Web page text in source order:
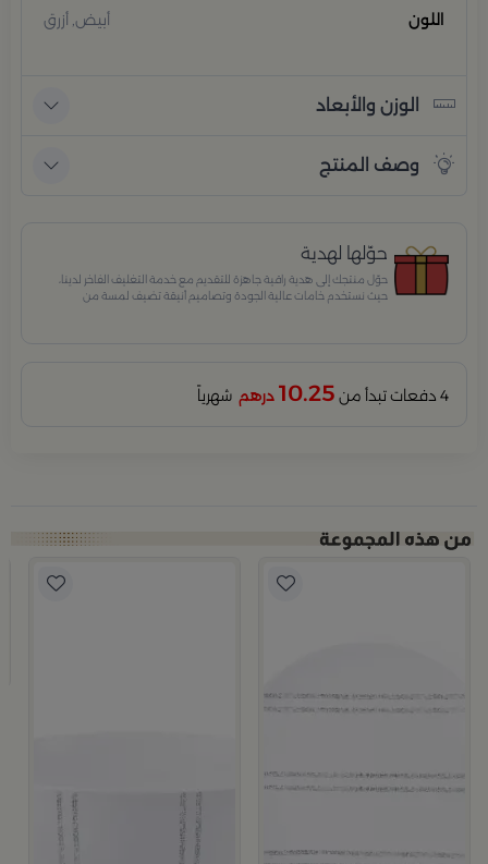
اللون
أبيض, أزرق
الوزن والأبعاد
وصف المنتج
حوّلها لهدية
حوّل منتجك إلى هدية راقية جاهزة للتقديم مع خدمة التغليف الفاخر لدينا،
حيث نستخدم خامات عالية الجودة وتصاميم أنيقة تضيف لمسة من
4 دفعات تبدأ من 10.25 درهم شهرياً